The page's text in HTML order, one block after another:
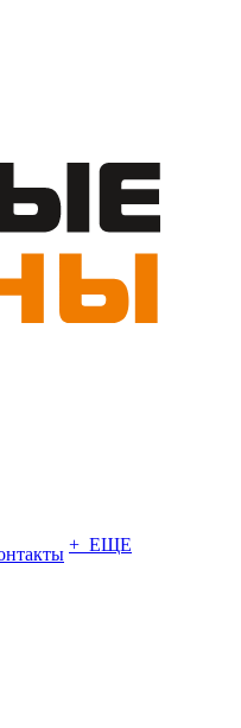
+ ЕЩЕ